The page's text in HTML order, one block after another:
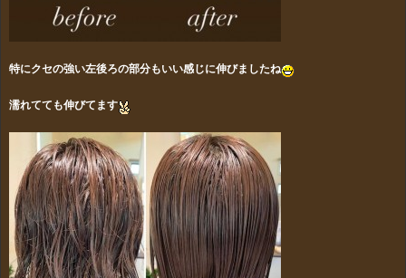
特にクセの強い左後ろの部分もいい感じに伸びましたね
濡れてても伸びてます